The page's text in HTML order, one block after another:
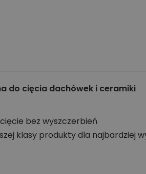
do cięcia dachówek i ceramiki
bez wyszczerbień
klasy produkty dla najbardziej